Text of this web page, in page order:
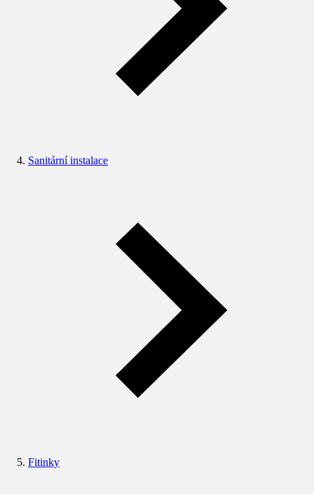
Sanitární instalace
Fitinky